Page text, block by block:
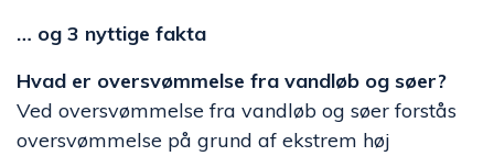
… og 3 nyttige fakta
Hvad er oversvømmelse fra vandløb og søer?
Ved oversvømmelse fra vandløb og søer forstås
oversvømmelse på grund af ekstrem høj